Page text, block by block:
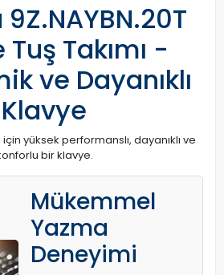
Takımı -
ve Dayanıklı
Klavye
için yüksek performanslı, dayanıklı ve
bir klavye.
Mükemmel
Yazma
Deneyimi